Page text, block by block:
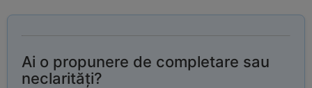
Ai o propunere de completare sau
neclarități?